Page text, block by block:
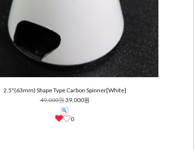
2.5"(63mm) Shape Type Carbon Spinner[White]
49,000원39,000원
0